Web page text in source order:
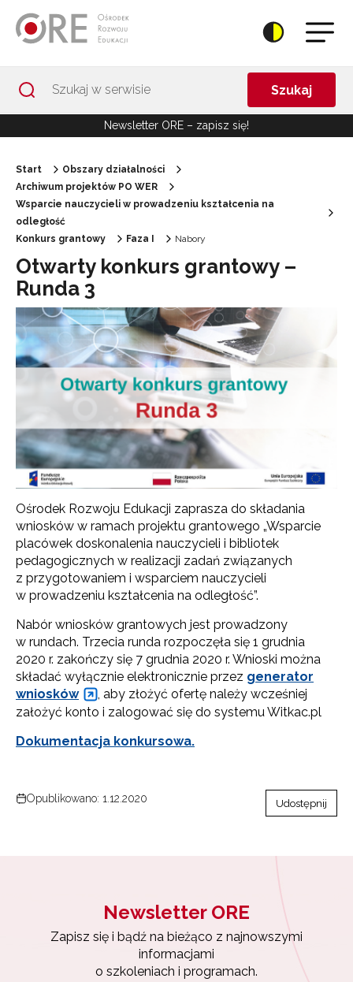
Szukaj
Newsletter ORE – zapisz się!
Start
Obszary działalności
Archiwum projektów PO WER
Wsparcie nauczycieli w prowadzeniu kształcenia na
odległość
Konkurs grantowy
Faza I Nabory
Otwarty konkurs grantowy –
Runda 3
Ośrodek Rozwoju Edukacji zaprasza do składania
wniosków w ramach projektu grantowego „Wsparcie
placówek doskonalenia nauczycieli i bibliotek
pedagogicznych w realizacji zadań związanych
z przygotowaniem i wsparciem nauczycieli
w prowadzeniu kształcenia na odległość”.
Nabór wniosków grantowych jest prowadzony
w rundach. Trzecia runda rozpoczęła się 1 grudnia
2020 r. zakończy się 7 grudnia 2020 r. Wnioski można
składać wyłącznie elektronicznie przez generator
wniosków
, aby złożyć ofertę należy wcześniej
założyć konto i zalogować się do systemu Witkac.pl
Dokumentacja konkursowa.
Opublikowano: 1.12.2020 Udostępnij
Newsletter ORE
Zapisz się i bądź na bieżąco z najnowszymi
informacjami
o szkoleniach i programach.